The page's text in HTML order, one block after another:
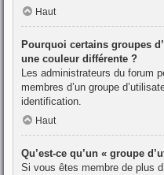
Haut
Pourquoi certains groupes
une couleur différente ?
Les administrateurs du forum
membres d’un groupe
identification.
Haut
Qu’est-ce qu’un « groupe
Si vous êtes membre de plus